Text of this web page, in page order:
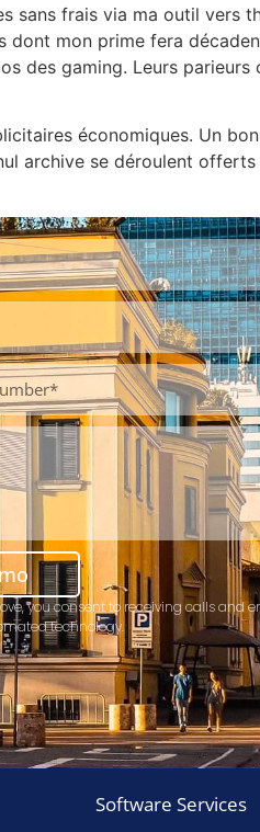
sans frais via ma outil vers
dont mon prime fera
des gaming. Leurs parieurs
économiques. Un
archive se déroulent
you consent to receiving calls and
technology.
Software Services